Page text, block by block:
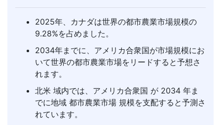
2025年、カナダは世界の都市農業市場規模の
9.28%を占めました。
2034年までに、アメリカ合衆国が市場規模にお
いて世界の都市農業市場をリードすると予想さ
れます。
北米 域内では、アメリカ合衆国 が 2034 年ま
でに地域 都市農業市場 規模を支配すると予測さ
れています。